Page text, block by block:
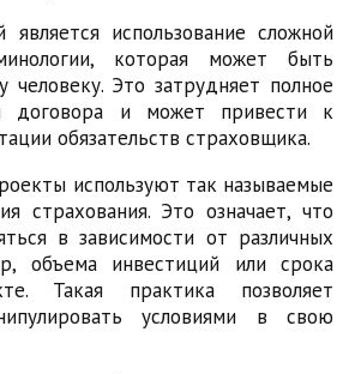
использование сложной
которая может быть
человеку. Это затрудняет полное
договора и может привести к
обязательств страховщика.
используют так называемые
страхования. Это означает, что
в зависимости от различных
объема инвестиций или срока
Такая практика позволяет
условиями в свою